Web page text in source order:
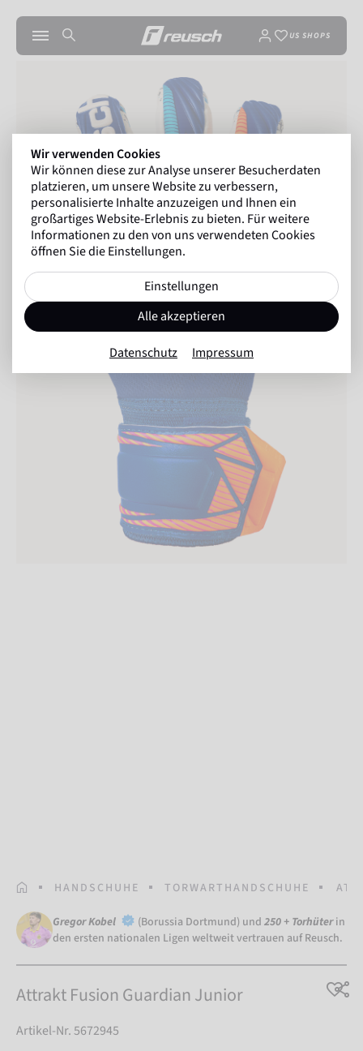
US SHOPS
STARTSEITEHANDSCHUHE TORWARTHANDSCHUHE
Gregor Kobel (Borussia Dortmund) und 250 + Torhüter in
den ersten nationalen Ligen weltweit vertrauen auf Reusch.
Attrakt Fusion Guardian Junior
Artikel-Nr. 5672945
Wir verwenden Cookies
Wir können diese zur Analyse unserer Besucherdaten
platzieren, um unsere Website zu verbessern,
personalisierte Inhalte anzuzeigen und Ihnen ein
großartiges Website-Erlebnis zu bieten. Für weitere
Informationen zu den von uns verwendeten Cookies
öffnen Sie die Einstellungen.
Einstellungen
Alle akzeptieren
Datenschutz Impressum